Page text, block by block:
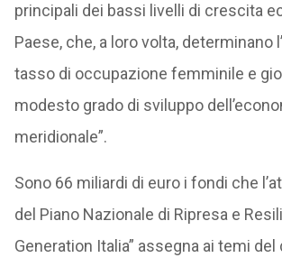
principali dei bassi livelli di crescita
Paese, che, a loro volta, determinano
tasso di occupazione femminile e
modesto grado di sviluppo
meridionale”.
Sono 66 miliardi di euro i fondi che
del Piano Nazionale di Ripresa e
Generation Italia” assegna ai temi del